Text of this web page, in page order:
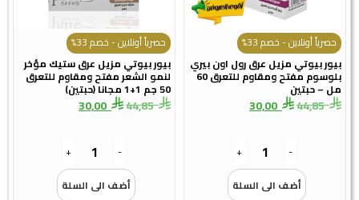
حصرياً أونلاين - خصم 33%
بيور بيوتي مزيل عرق رول اون بيري
بلوسوم مفتح ومقاوم للتعرق 60
مل – حبتين
44,85
30,00
-
+
أضف الى السلة
حصرياً أونلاين - خصم 33%
بيور بيوتي مزيل عرق ستيك مؤخر
لنمو الشعر مفتح ومقاوم للتعرق
50 جم 1+1 مجانا (حبتين)
44,85
30,00
-
+
أضف الى السلة